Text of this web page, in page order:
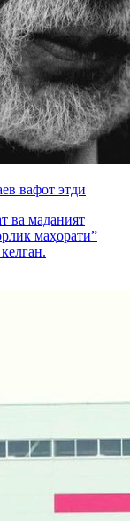
вафот этди
ва маданият
маҳорати”